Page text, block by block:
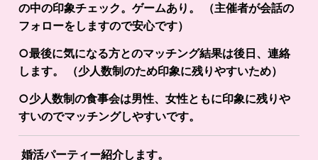
の中の印象チェック。ゲームあり。 （主催者が会話の
フォローをしますので安心です）
○最後に気になる方とのマッチング結果は後日、連絡
します。 （少人数制のため印象に残りやすいため）
○少人数制の食事会は男性、女性ともに印象に残りや
すいのでマッチングしやすいです。
婚活パーティー紹介します。